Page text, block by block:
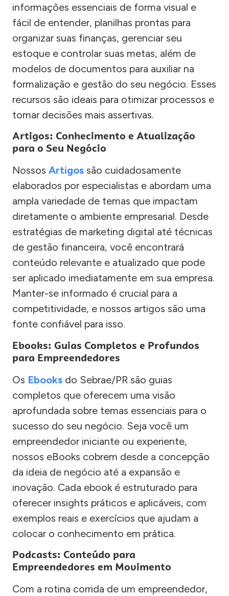
informações essenciais de forma visual e
fácil de entender, planilhas prontas para
organizar suas finanças, gerenciar seu
estoque e controlar suas metas, além de
modelos de documentos para auxiliar na
formalização e gestão do seu negócio. Esses
recursos são ideais para otimizar processos e
tomar decisões mais assertivas.
Artigos: Conhecimento e Atualização
para o Seu Negócio
Nossos Artigos são cuidadosamente
elaborados por especialistas e abordam uma
ampla variedade de temas que impactam
diretamente o ambiente empresarial. Desde
estratégias de marketing digital até técnicas
de gestão financeira, você encontrará
conteúdo relevante e atualizado que pode
ser aplicado imediatamente em sua empresa.
Manter-se informado é crucial para a
competitividade, e nossos artigos são uma
fonte confiável para isso.
Ebooks: Guias Completos e Profundos
para Empreendedores
Os Ebooks do Sebrae/PR são guias
completos que oferecem uma visão
aprofundada sobre temas essenciais para o
sucesso do seu negócio. Seja você um
empreendedor iniciante ou experiente,
nossos eBooks cobrem desde a concepção
da ideia de negócio até a expansão e
inovação. Cada ebook é estruturado para
oferecer insights práticos e aplicáveis, com
exemplos reais e exercícios que ajudam a
colocar o conhecimento em prática.
Podcasts: Conteúdo para
Empreendedores em Movimento
Com a rotina corrida de um empreendedor,